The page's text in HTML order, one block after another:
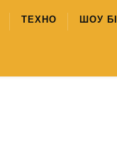
ТЕХНО ШОУ